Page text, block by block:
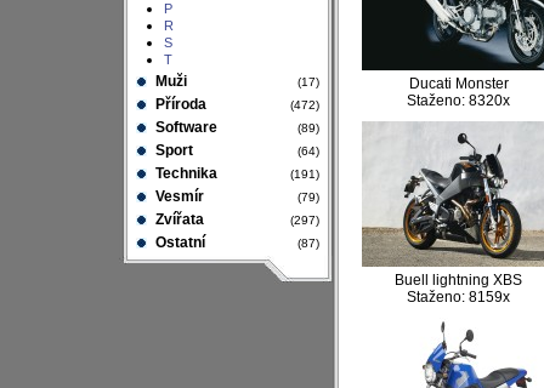
P
R
S
T
Muži (17)
Příroda (472)
Software (89)
Sport (64)
Technika (191)
Vesmír (79)
Zvířata (297)
Ostatní (87)
Ducati Monster
Staženo: 8320x
Buell lightning XBS
Staženo: 8159x